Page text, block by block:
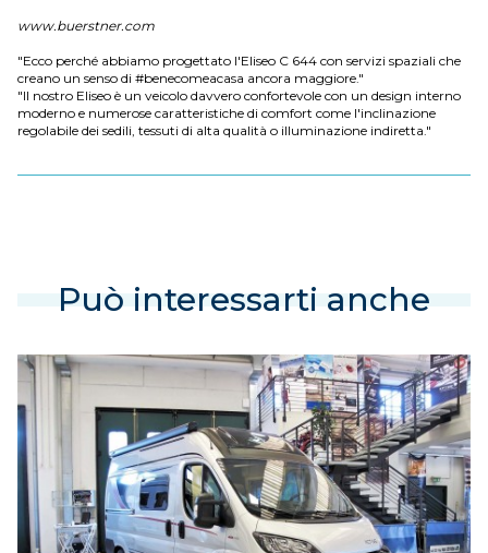
www.buerstner.com
"Ecco perché abbiamo progettato l'Eliseo C 644 con servizi spaziali che
creano un senso di #benecomeacasa ancora maggiore."
"Il nostro Eliseo è un veicolo davvero confortevole con un design interno
moderno e numerose caratteristiche di comfort come l'inclinazione
regolabile dei sedili, tessuti di alta qualità o illuminazione indiretta."
Può interessarti anche